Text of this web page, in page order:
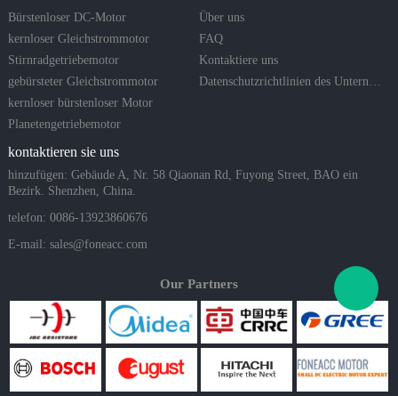
Bürstenloser DC-Motor
kernloser Gleichstrommotor
Stirnradgetriebemotor
gebürsteter Gleichstrommotor
kernloser bürstenloser Motor
Planetengetriebemotor
Über uns
FAQ
Kontaktiere uns
kontaktieren sie uns
hinzufügen: Gebäude A, Nr. 58 Qiaonan Rd, Fuyong Street, BAO ein
Bezirk. Shenzhen, China.
telefon: 0086-13923860676
E-mail: sales@foneacc.com
Our Partners